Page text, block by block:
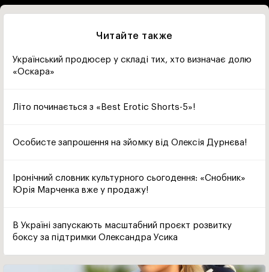
Читайте также
Український продюсер у складі тих, хто визначає долю
«Оскара»
Літо починається з «Best Erotic Shorts-5»!
Особисте запрошення на зйомку від Олексія Дурнєва!
Іронічний словник культурного сьогодення: «Снобник»
Юрія Марченка вже у продажу!
В Україні запускають масштабний проєкт розвитку
боксу за підтримки Олександра Усика